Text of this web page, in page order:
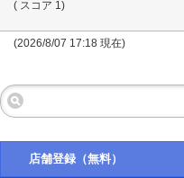
( スコア 1)
(2026/8/07 17:18 現在)
店舗登録（無料）